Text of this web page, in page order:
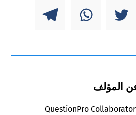
المؤلف
QuestionPro